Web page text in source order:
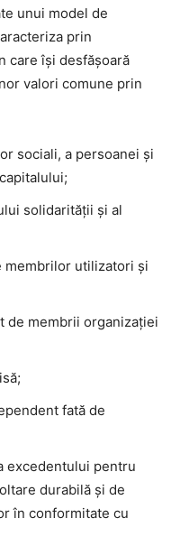
unui model de
prin
care își desfășoară
valori comune prin
sociali, a persoanei și
solidarității și al
utilizatori și
de membrii organizației
fată de
excedentului pentru
durabilă și de
în conformitate cu